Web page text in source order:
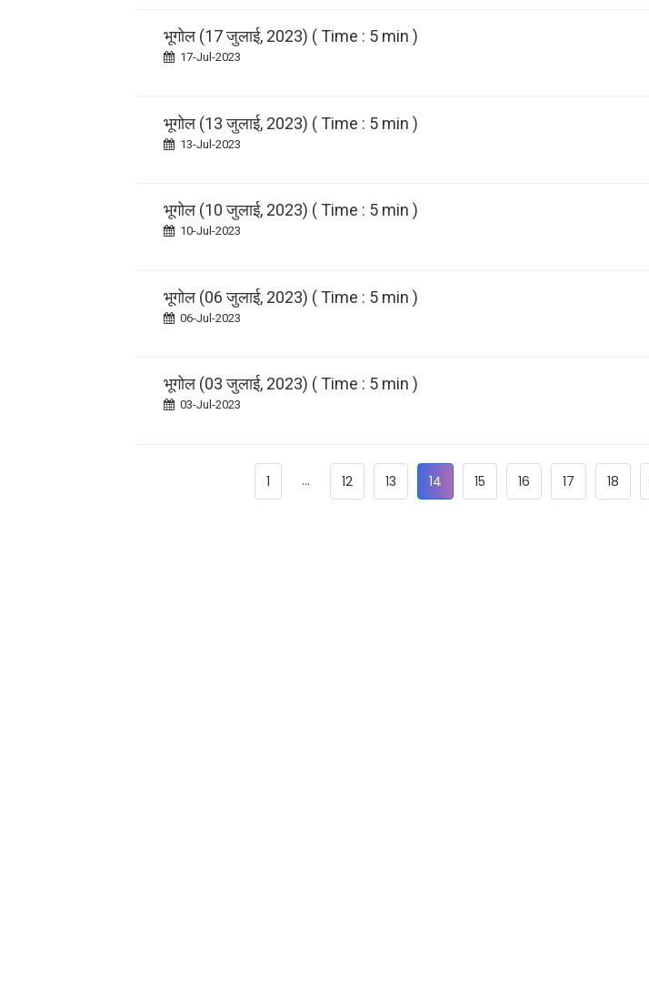
भूगोल (17 जुलाई, 2023) ( Time : 5 min )
17-Jul-2023
भूगोल (13 जुलाई, 2023) ( Time : 5 min )
13-Jul-2023
भूगोल (10 जुलाई, 2023) ( Time : 5 min )
10-Jul-2023
भूगोल (06 जुलाई, 2023) ( Time : 5 min )
06-Jul-2023
भूगोल (03 जुलाई, 2023) ( Time : 5 min )
03-Jul-2023
1 ... 12 13 14 15 16 17 18